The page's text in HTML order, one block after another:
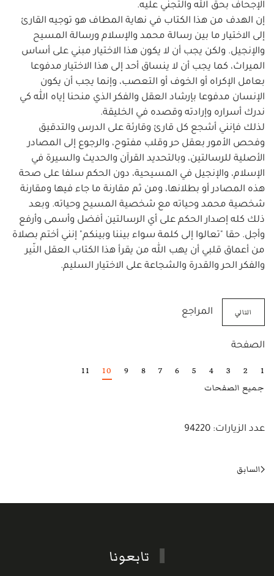
الإجحاف بحق الله والتجني عليه.
إن الهدف من هذا الكتاب في نهاية المطاف هو توجيه القارئ
إلى الاختيار ما بين رسالة محمد والإسلام ورسالة المسيح
والإنجيل. ولكن يجب أن لا يكون هذا الاختيار مبني على أساس
الميراث، كما يجب أن لا ينساق أحد إلى هذا الاختيار مدفوعا
بعامل الإكراه أو الخوف أو التعصب، وإنما يجب أن يكون
الإنسان مدفوعا بإرشاد العقل والفكر الذي منحنا إياه الله كي
ندرك أسراره وإرادته وقصده في الخليقة.
لذلك فإنني أشجع كل قارئ وقارئة على الدرس والتدقيق
وفحص الأمور بعقل حر وقلب مفتوح، والرجوع إلى المصادر
الأصلية للرسالتين، وبالتحديد القرآن والحديث والسيرة في
الإسلام، والإنجيل في المسيحية، دون الحكم سلفا على صحة
هذه المصادر أو بطلانها، ومن ثم مقارنة ما جاء فيها ومقارنة
شخصية محمد وحياته مع شخصية المسيح وحياته. وبعد
ذلك كله إصدار الحكم على أي الرسالتين أفضل وأسمى وأرفع
وأجل. حقا "تعالوا إلى كلمة سواء بيننا وبينكم" إنني أختم بصلاة
من أعماق قلبي أن يهب الله من يقرأ هذا الكتاب العقل النّير
والفكر الحر والقدرة والشجاعة على الاختيار السليم.
التالي المراجع
الصفحة
1
2
3
4
5
6
7
8
9
10
11
جميع الصفحات
عدد الزيارات: 94220
السابق
تابعونا